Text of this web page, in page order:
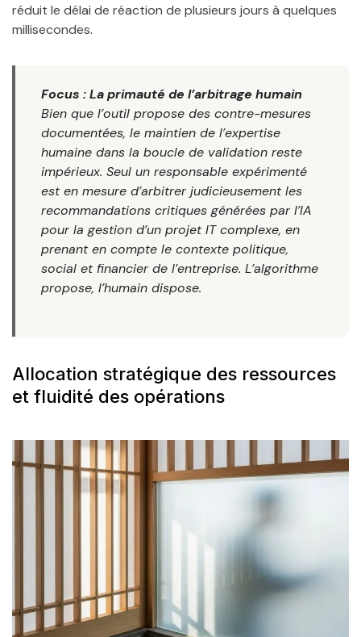
réduit le délai de réaction de plusieurs jours à quelques
millisecondes.
Focus : La primauté de l’arbitrage humain
Bien que l’outil propose des contre-mesures
documentées, le maintien de l’expertise
humaine dans la boucle de validation reste
impérieux. Seul un responsable expérimenté
est en mesure d’arbitrer judicieusement les
recommandations critiques générées par l’IA
pour la gestion d’un projet IT complexe, en
prenant en compte le contexte politique,
social et financier de l’entreprise. L’algorithme
propose, l’humain dispose.
Allocation stratégique des ressources
et fluidité des opérations